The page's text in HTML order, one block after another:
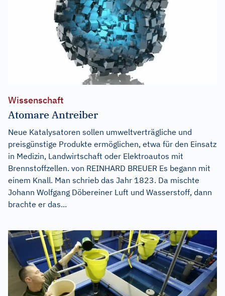
Wissenschaft
Atomare Antreiber
Neue Katalysatoren sollen umweltverträgliche und
preisgünstige Produkte ermöglichen, etwa für den Einsatz
in Medizin, Landwirtschaft oder Elektroautos mit
Brennstoffzellen. von REINHARD BREUER Es begann mit
einem Knall. Man schrieb das Jahr 1823. Da mischte
Johann Wolfgang Döbereiner Luft und Wasserstoff, dann
brachte er das...